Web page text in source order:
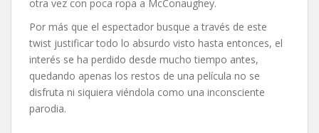
otra vez con poca ropa a McConaughey.
Por más que el espectador busque a través de este
twist justificar todo lo absurdo visto hasta entonces, el
interés se ha perdido desde mucho tiempo antes,
quedando apenas los restos de una película no se
disfruta ni siquiera viéndola como una inconsciente
parodia.